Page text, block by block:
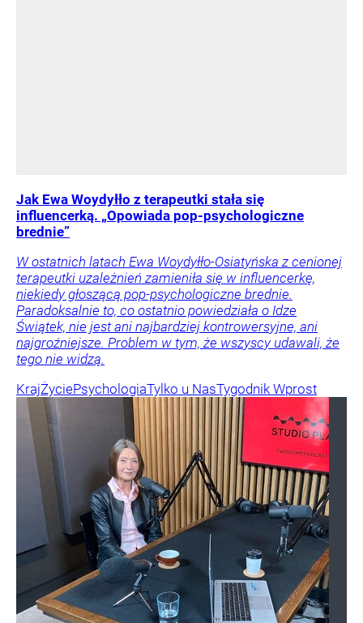
Jak Ewa Woydyłło z terapeutki stała się
influencerką. „Opowiada pop-psychologiczne
brednie”
W ostatnich latach Ewa Woydyłło-Osiatyńska z cenionej
terapeutki uzależnień zamieniła się w influencerkę,
niekiedy głoszącą pop-psychologiczne brednie.
Paradoksalnie to, co ostatnio powiedziała o Idze
Świątek, nie jest ani najbardziej kontrowersyjne, ani
najgroźniejsze. Problem w tym, że wszyscy udawali, że
tego nie widzą.
KrajŻyciePsychologiaTylko u NasTygodnik Wprost